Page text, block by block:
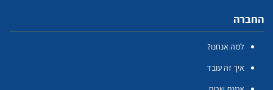
החברה
למה אנחנו?
איך זה עובד